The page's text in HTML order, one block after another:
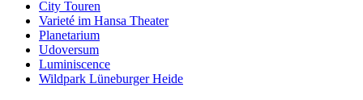
City Touren
Varieté im Hansa Theater
Planetarium
Udoversum
Luminiscence
Wildpark Lüneburger Heide